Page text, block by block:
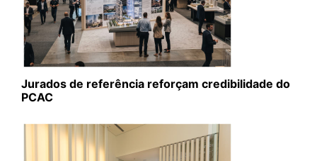
Jurados de referência reforçam credibilidade do
PCAC